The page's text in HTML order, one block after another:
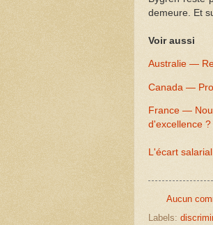
demeure. Et
Voir aussi
Australie —
Canada —
France —
d'excellence ?
L'écart
Aucun
Labels: